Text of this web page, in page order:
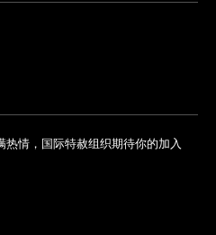
情，国际特赦组织期待你的加入